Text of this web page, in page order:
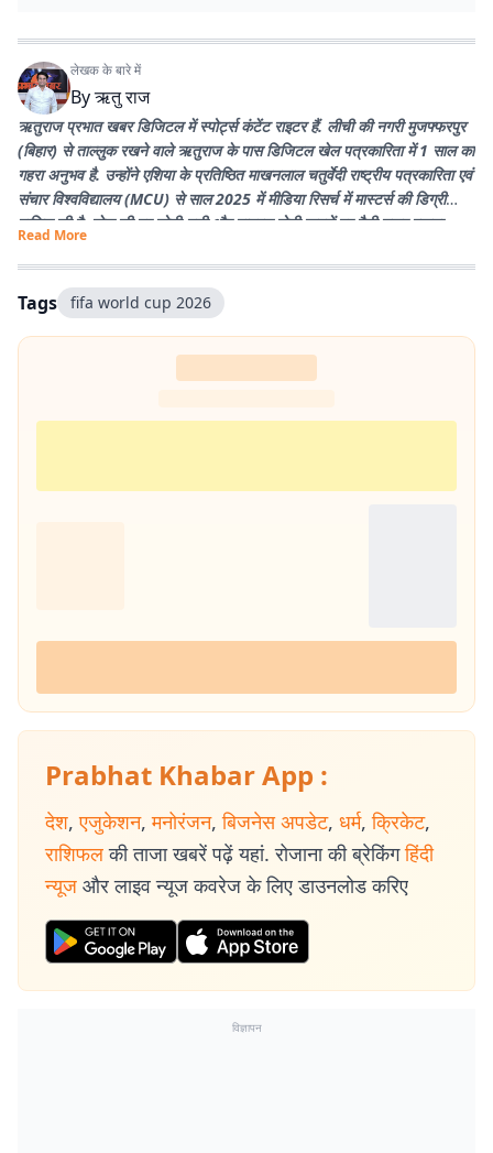
लेखक के बारे में
Byऋतु राज
ऋतुराज प्रभात खबर डिजिटल में स्पोर्ट्स कंटेंट राइटर हैं. लीची की नगरी मुजफ्फरपुर
(बिहार) से ताल्लुक रखने वाले ऋतुराज के पास डिजिटल खेल पत्रकारिता में 1 साल का
गहरा अनुभव है. उन्होंने एशिया के प्रतिष्ठित माखनलाल चतुर्वेदी राष्ट्रीय पत्रकारिता एवं
संचार विश्वविद्यालय (MCU) से साल 2025 में मीडिया रिसर्च में मास्टर्स की डिग्री
हासिल की है. खेल की हर छोटी-बड़ी और वायरल होती खबरों पर पैनी नजर रखना
उनकी खासियत है. उनका मुख्य लक्ष्य प्रभात खबर के पाठकों तक खेल जगत की हर
सटीक और विश्लेषण से भरी खबर सबसे पहले पहुंचाना है. पढ़ने और क्रिकेट खेलने के
शौकीन ऋतुराज खेल को सिर्फ कवर नहीं करते, बल्कि उसकी बारीकियों को जीते हैं.
Read More
Tags fifa world cup 2026
Prabhat Khabar App :
देश, एजुकेशन, मनोरंजन, बिजनेस अपडेट, धर्म, क्रिकेट,
राशिफल की ताजा खबरें पढ़ें यहां. रोजाना की ब्रेकिंग हिंदी
न्यूज और लाइव न्यूज कवरेज के लिए डाउनलोड करिए
विज्ञापन